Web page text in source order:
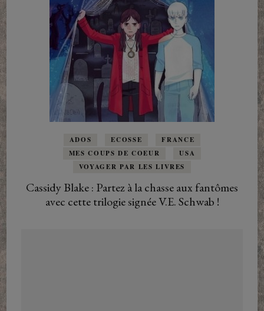
ADOS ECOSSE
FRANCE
MES COUPS DE COEUR
USA
VOYAGER PAR LES LIVRES
Cassidy Blake : Partez à la chasse aux fantômes
avec cette trilogie signée V.E. Schwab !